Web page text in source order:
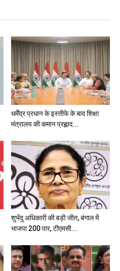
धर्मेंद्र प्रधान के इस्तीफे के बाद शिक्षा
मंत्रालय की कमान प्रह्लाद...
शुभेंदु अधिकारी की बड़ी जीत, बंगाल में
भाजपा 200 पार, टीएमसी...